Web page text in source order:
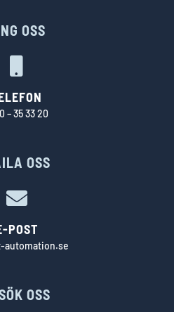
OSS
– 35 33 20
OSS

POST
automation.se
OSS